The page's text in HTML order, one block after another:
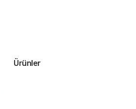
Ürünler